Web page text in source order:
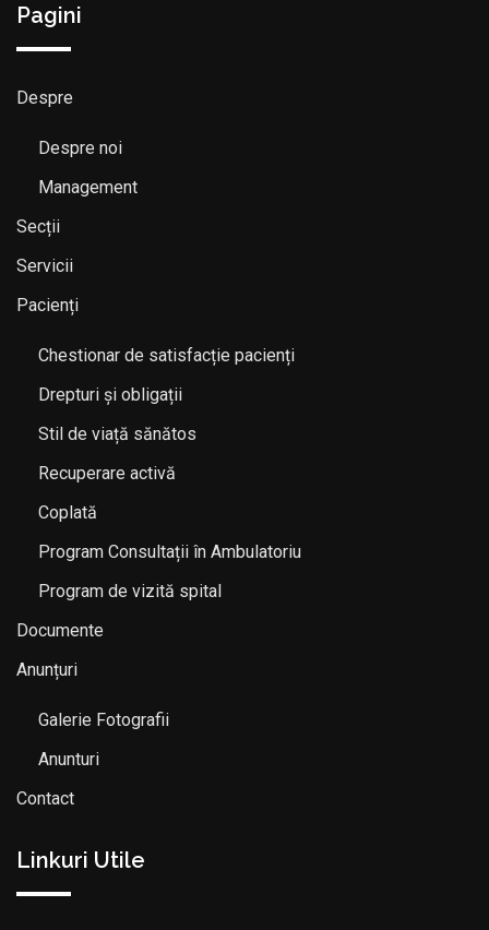
Pagini
Despre
Despre noi
Management
Secții
Servicii
Pacienți
Chestionar de satisfacție pacienți
Drepturi și obligații
Stil de viață sănătos
Recuperare activă
Coplată
Program Consultații în Ambulatoriu
Program de vizită spital
Documente
Anunțuri
Galerie Fotografii
Anunturi
Contact
Linkuri Utile